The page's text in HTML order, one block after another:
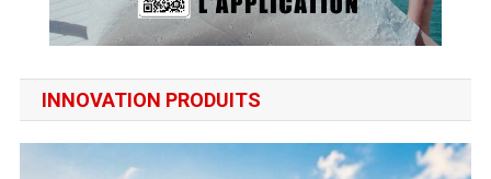
INNOVATION PRODUITS